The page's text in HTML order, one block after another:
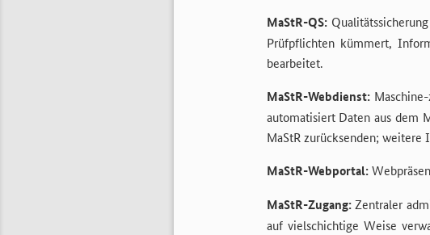
MaStR-QS:
Prüfpflichten kümmert,
bearbeitet.
MaStR-Webdienst:
automatisiert Daten aus dem
MaStR zurücksenden;
MaStR-Webportal:
MaStR-Zugang:Zentraler
auf vielschichtige Weise